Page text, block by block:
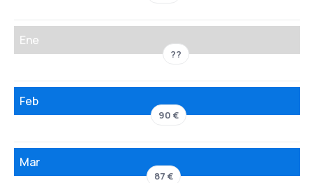
Ene
??
Feb
90 €
Mar
87 €